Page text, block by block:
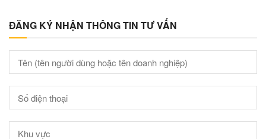
ĐĂNG KÝ NHẬN THÔNG TIN TƯ VẤN